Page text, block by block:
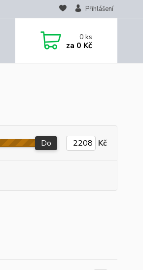
Přihlášení
0ks
za 0 Kč
Do Kč